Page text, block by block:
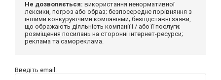
Не дозволяється: використання ненормативної
лексики, погроз або образ; безпосереднє порівняння з
іншими конкуруючими компаніями; безпідставні заяви,
що ображають діяльність компанії і / або її послуги;
розміщення посилань на сторонні інтернет-ресурси;
реклама та самореклама.
Введіть email: